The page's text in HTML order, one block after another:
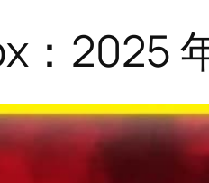
：2025